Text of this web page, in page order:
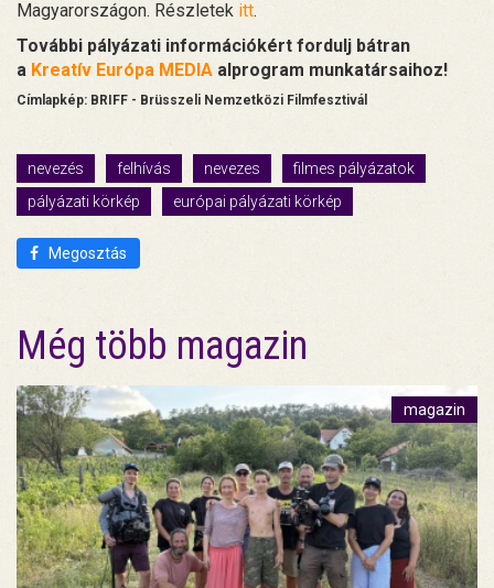
Magyarországon. Részletek itt.
További pályázati információkért fordulj bátran
a Kreatív Európa MEDIA alprogram munkatársaihoz!
Címlapkép: BRIFF - Brüsszeli Nemzetközi Filmfesztivál
nevezés felhívás nevezes
filmes pályázatok
pályázati körkép
európai pályázati körkép
Megosztás
Még több magazin
magazin